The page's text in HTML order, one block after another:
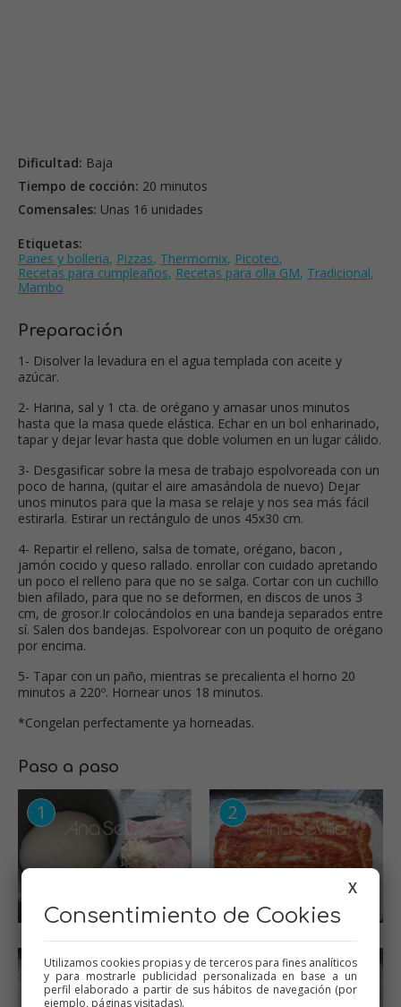
Dificultad: Baja
Tiempo de cocción: 20 minutos
Comensales: Unas 16 unidades
Etiquetas:
Panes y bolleria, Pizzas, Thermomix, Picoteo,
Recetas para cumpleaños, Recetas para olla GM, Tradicional,
Mambo
Preparación
1- Disolver la levadura en el agua templada con aceite y
azúcar.
2- Harina, sal y 1 cta. de orégano y amasar unos minutos
hasta que la masa quede elástica. Echar en un bol enharinado,
tapar y dejar levar hasta que doble volumen en un lugar cálido.
3- Desgasificar sobre la mesa de trabajo espolvoreada con un
poco de harina, (quitar el aire amasándola de nuevo) Dejar
unos minutos para que la masa se relaje y nos sea más fácil
estirarla. Estirar un rectángulo de unos 45x30 cm.
4- Repartir el relleno, salsa de tomate, orégano, bacon ,
jamón cocido y queso rallado. enrollar con cuidado apretando
un poco el relleno para que no se salga. Cortar con un cuchillo
bien afilado, para que no se deformen, en discos de unos 3
cm, de grosor.Ir colocándolos en una bandeja separados entre
sí. Salen dos bandejas. Espolvorear con un poquito de orégano
por encima.
5- Tapar con un paño, mientras se precalienta el horno 20
minutos a 220º. Hornear unos 18 minutos.
*Congelan perfectamente ya horneadas.
Paso a paso
X
Consentimiento de Cookies
Utilizamos cookies propias y de terceros para fines analíticos
y para mostrarle publicidad personalizada en base a un
perfil elaborado a partir de sus hábitos de navegación (por
ejemplo, páginas visitadas).